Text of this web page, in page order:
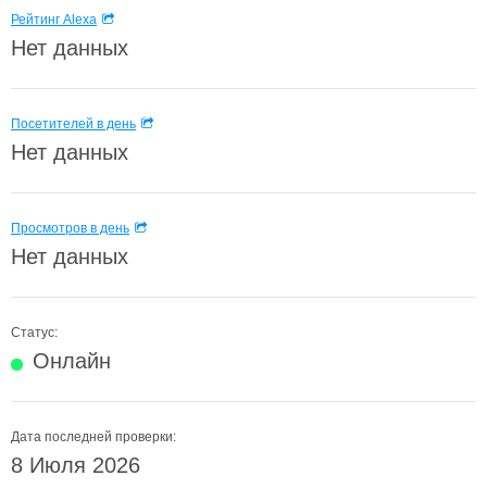
Рейтинг Alexa
Нет данных
Посетителей в день
Нет данных
Просмотров в день
Нет данных
Статус:
Онлайн
Дата последней проверки:
8 Июля 2026